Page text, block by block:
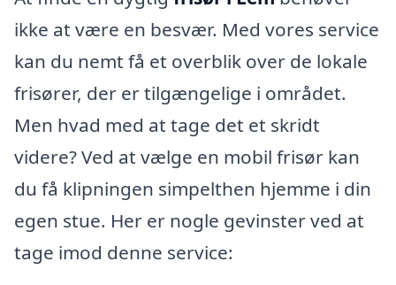
ikke at være en besvær. Med vores service
kan du nemt få et overblik over de lokale
frisører, der er tilgængelige i området.
Men hvad med at tage det et skridt
videre? Ved at vælge en mobil frisør kan
du få klipningen simpelthen hjemme i din
egen stue. Her er nogle gevinster ved at
tage imod denne service: